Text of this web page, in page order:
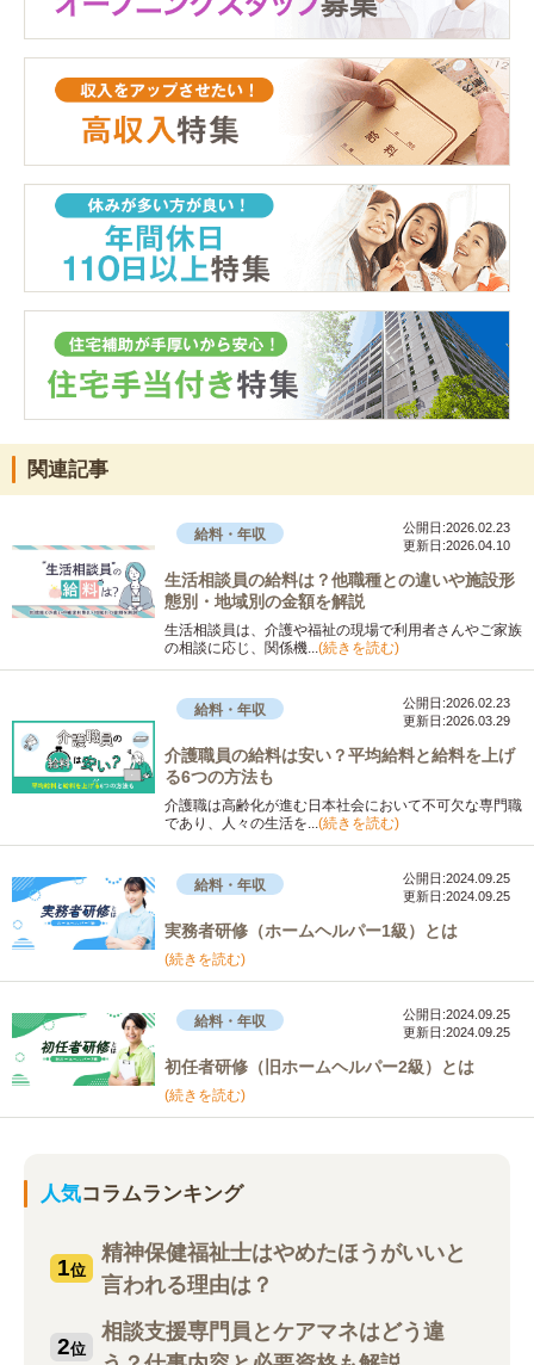
関連記事
給料・年収
公開日:2026.02.23
更新日:2026.04.10
生活相談員の給料は？他職種との違いや施設形
態別・地域別の金額を解説
生活相談員は、介護や福祉の現場で利用者さんやご家族
の相談に応じ、関係機... (続きを読む)
給料・年収
公開日:2026.02.23
更新日:2026.03.29
介護職員の給料は安い？平均給料と給料を上げ
る6つの方法も
介護職は高齢化が進む日本社会において不可欠な専門職
であり、人々の生活を... (続きを読む)
給料・年収
公開日:2024.09.25
更新日:2024.09.25
実務者研修（ホームヘルパー1級）とは
(続きを読む)
給料・年収
公開日:2024.09.25
更新日:2024.09.25
初任者研修（旧ホームヘルパー2級）とは
(続きを読む)
人気コラムランキング
1位
精神保健福祉士はやめたほうがいいと
言われる理由は？
2位
相談支援専門員とケアマネはどう違